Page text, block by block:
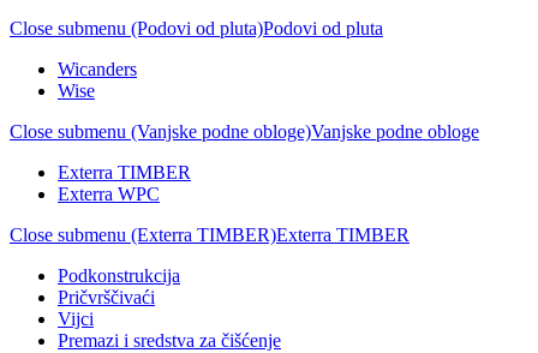
Close submenu (Podovi od pluta)Podovi od pluta
Wicanders
Wise
Close submenu (Vanjske podne obloge)Vanjske podne obloge
Exterra TIMBER
Exterra WPC
Close submenu (Exterra TIMBER)Exterra TIMBER
Podkonstrukcija
Pričvrščivaći
Vijci
Premazi i sredstva za čišćenje